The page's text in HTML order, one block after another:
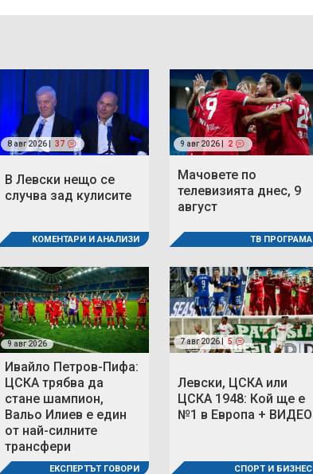
8 авг 2026 | 37
В Левски нещо се
случва зад кулисите
КОМЕНТАРИ И АНАЛИЗИ
9 авг 2026 | 2
Мачовете по
телевизията днес, 9
август
ТВ ПРОГРАМА
9 авг 2026
Ивайло Петров-Пифа:
ЦСКА трябва да
стане шампион,
Вальо Илиев е един
от най-силните
трансфери
ЕКСПЕРТЪТ ГОВОРИ
7 авг 2026 | 5
Левски, ЦСКА или
ЦСКА 1948: Кой ще е
№1 в Европа + ВИДЕО
СПОРТ И БИЗНЕС